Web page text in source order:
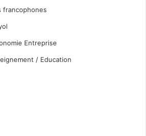
francophones
Entreprise
/ Education